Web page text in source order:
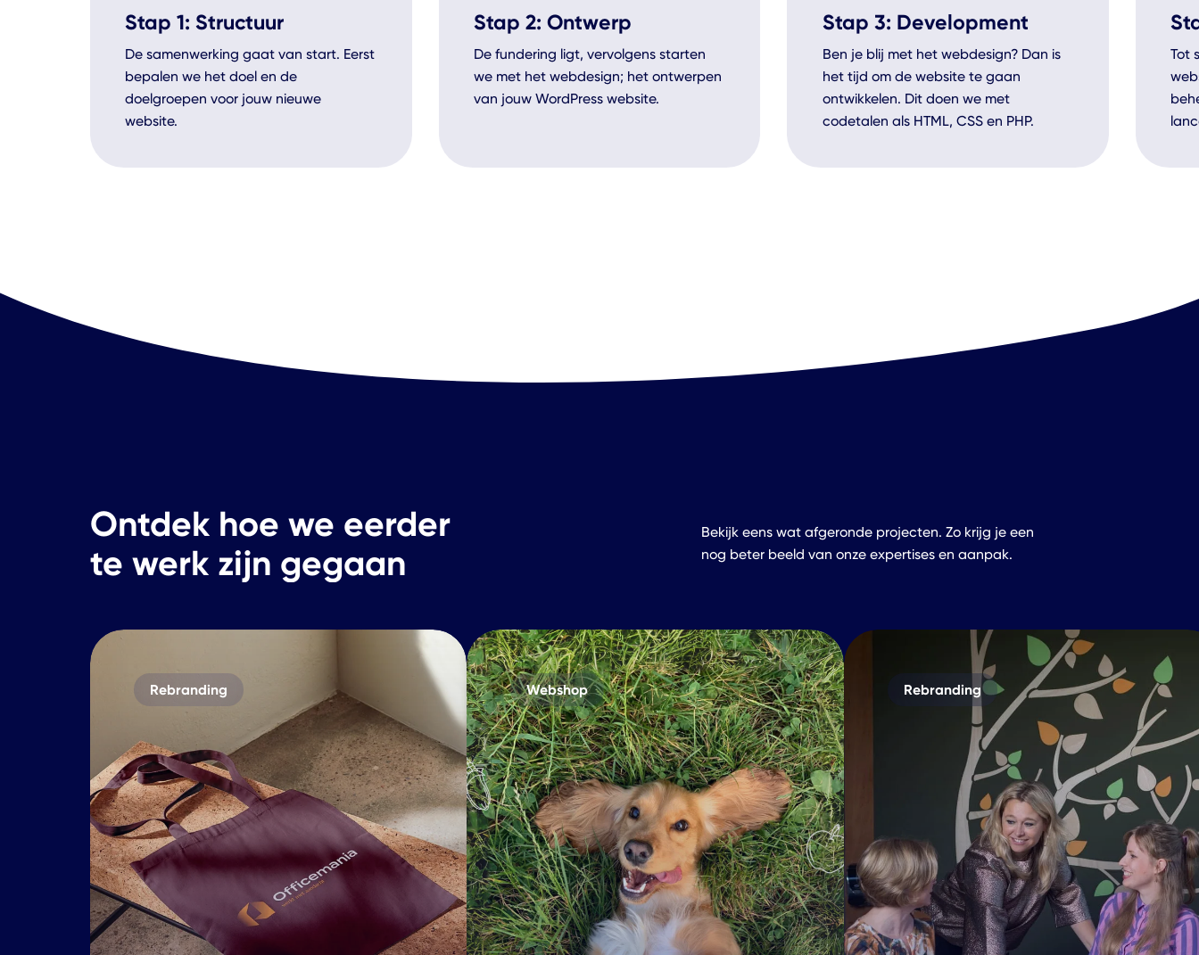
Stap 1: Structuur
De samenwerking gaat van start. Eerst
bepalen we het doel en de
doelgroepen voor jouw nieuwe
website.
Stap 2: Ontwerp
De fundering ligt, vervolgens starten
we met het webdesign; het ontwerpen
van jouw WordPress website.
Stap 3: Development
Ben je blij met het webdesign? Dan is
het tijd om de website te gaan
ontwikkelen. Dit doen we met
codetalen als HTML, CSS en PHP.
Tot
Ontdek hoe we eerder
te werk zijn gegaan
Bekijk eens wat afgeronde projecten. Zo krijg je een
nog beter beeld van onze expertises en aanpak.
Rebranding Webshop Rebranding